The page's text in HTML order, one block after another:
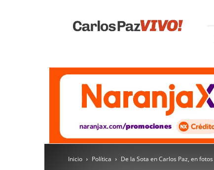
Vivo
Inicio Política De la Sota en Carlos Paz, en fotos